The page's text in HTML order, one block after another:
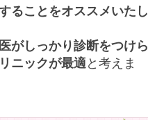
ることをオススメいたし
がしっかり診断をつけら
ニックが最適 と考えま